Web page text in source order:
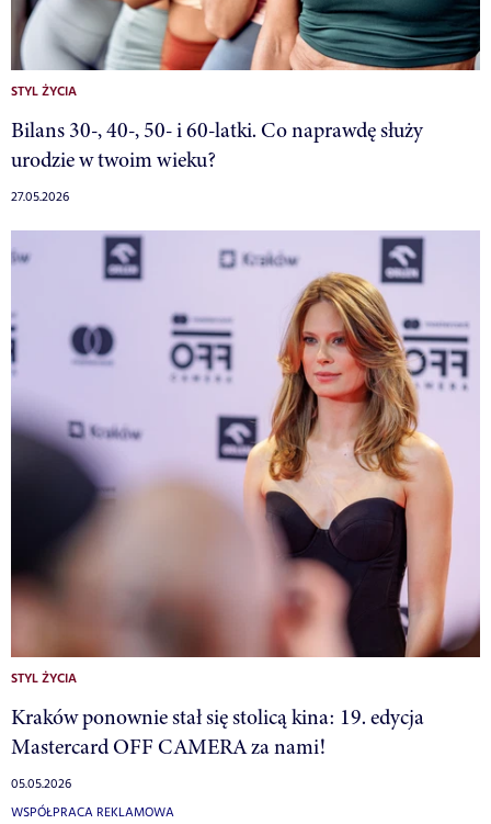
STYL ŻYCIA
Bilans 30-, 40-, 50- i 60-latki. Co naprawdę służy
urodzie w twoim wieku?
27.05.2026
STYL ŻYCIA
Kraków ponownie stał się stolicą kina: 19. edycja
Mastercard OFF CAMERA za nami!
05.05.2026
WSPÓŁPRACA REKLAMOWA